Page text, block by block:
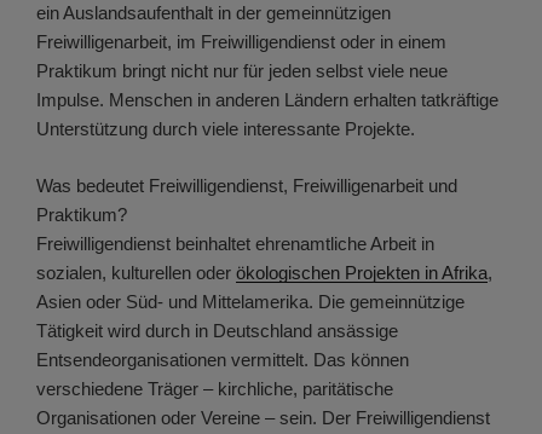
ein Auslandsaufenthalt in der gemeinnützigen
Freiwilligenarbeit, im Freiwilligendienst oder in einem
Praktikum bringt nicht nur für jeden selbst viele neue
Impulse. Menschen in anderen Ländern erhalten tatkräftige
Unterstützung durch viele interessante Projekte.
Was bedeutet Freiwilligendienst, Freiwilligenarbeit und
Praktikum?
Freiwilligendienst beinhaltet ehrenamtliche Arbeit in
sozialen, kulturellen oder ökologischen Projekten in Afrika,
Asien oder Süd- und Mittelamerika. Die gemeinnützige
Tätigkeit wird durch in Deutschland ansässige
Entsendeorganisationen vermittelt. Das können
verschiedene Träger – kirchliche, paritätische
Organisationen oder Vereine – sein. Der Freiwilligendienst